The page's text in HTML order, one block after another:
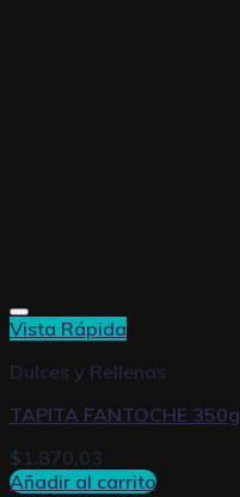
Vista Rápida
Dulces y Rellenas
TAPITA FANTOCHE 350g
$1.870,03
Añadir al carrito